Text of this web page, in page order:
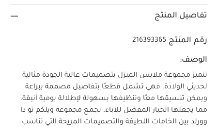
تفاصيل المنتج
رقم المنتج 216393365
الوصف:
تتميز مجموعة ملابس المنزل بتصميمات عالية الجودة مثالية
لحديثي الولادة، فهي تشمل قطعًا بتفاصيل مصممة ببراعة
ويمكن تنسيقها معًا وتنظيفها بسهولة لإطلالة يومية أنيقة،
مما يجعلها الخيار المفضل للآباء. تجمع مجموعة ويلكم تو ذا
وورلد بين الخامات اللطيفة والتصميمات المريحة التي تناسب